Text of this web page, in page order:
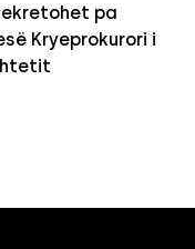
pa
Kryeprokurori i